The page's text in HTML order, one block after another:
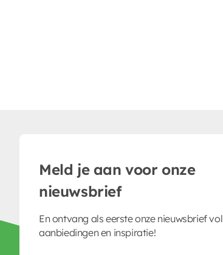
Meld je aan voor onze
nieuwsbrief
En ontvang als eerste onze nieuwsbrief vol
aanbiedingen en inspiratie!